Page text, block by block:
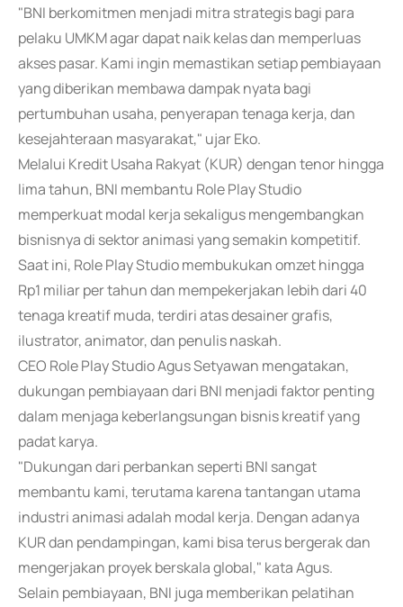
"BNI berkomitmen menjadi mitra strategis bagi para
pelaku UMKM agar dapat naik kelas dan memperluas
akses pasar. Kami ingin memastikan setiap pembiayaan
yang diberikan membawa dampak nyata bagi
pertumbuhan usaha, penyerapan tenaga kerja, dan
kesejahteraan masyarakat," ujar Eko.
Melalui Kredit Usaha Rakyat (KUR) dengan tenor hingga
lima tahun, BNI membantu Role Play Studio
memperkuat modal kerja sekaligus mengembangkan
bisnisnya di sektor animasi yang semakin kompetitif.
Saat ini, Role Play Studio membukukan omzet hingga
Rp1 miliar per tahun dan mempekerjakan lebih dari 40
tenaga kreatif muda, terdiri atas desainer grafis,
ilustrator, animator, dan penulis naskah.
CEO Role Play Studio Agus Setyawan mengatakan,
dukungan pembiayaan dari BNI menjadi faktor penting
dalam menjaga keberlangsungan bisnis kreatif yang
padat karya.
"Dukungan dari perbankan seperti BNI sangat
membantu kami, terutama karena tantangan utama
industri animasi adalah modal kerja. Dengan adanya
KUR dan pendampingan, kami bisa terus bergerak dan
mengerjakan proyek berskala global," kata Agus.
Selain pembiayaan, BNI juga memberikan pelatihan